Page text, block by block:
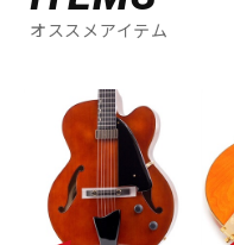
オススメアイテム